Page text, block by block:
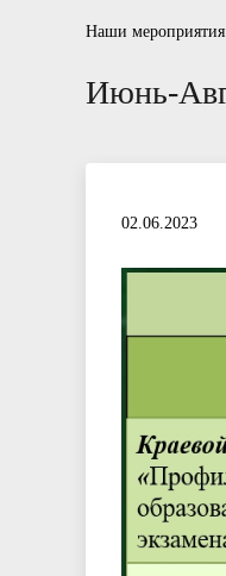
Наши мероприятия
Июнь-
02.06.2023